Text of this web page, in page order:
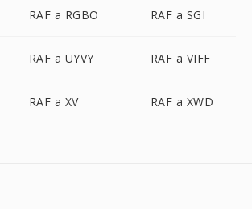
RAF a RGBO RAF a SGI
RAF a UYVY RAF a VIFF
RAF a XV RAF a XWD